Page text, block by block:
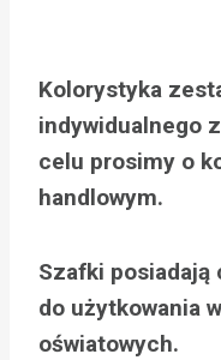
Kolorystyka
indywidualnego
celu prosimy o
handlowym.
Szafki
do użytkowania
oświatowych.